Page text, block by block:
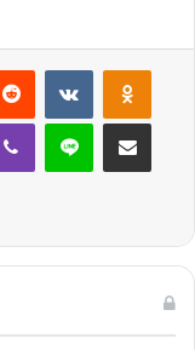
Reddit VKontakte
Viber Line E-Posta ile